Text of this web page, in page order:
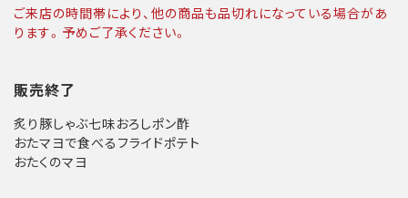
ご来店の時間帯により、他の商品も品切れになっている場合があ
ります。予めご了承ください。
販売終了
炙り豚しゃぶ七味おろしポン酢
おたマヨで食べるフライドポテト
おたくのマヨ